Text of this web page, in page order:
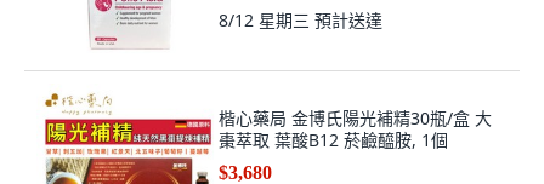
8/12 星期三 預計送達
楷心藥局 金博氏陽光補精30瓶/盒 大
棗萃取 葉酸B12 菸鹼醯胺, 1個
$3,680